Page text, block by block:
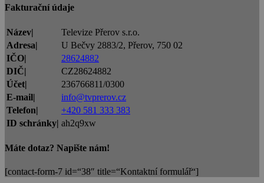
Fakturační údaje
Název|
Televize Přerov s.r.o.
Adresa|
U Bečvy 2883/2, Přerov, 750 02
IČO|
28624882
DIČ|
CZ28624882
Účet|
236766811/0300
E-mail|
info@tvprerov.cz
Telefon|
+420 581 333 383
ID schránky| ah2q9xw
Máte dotaz? Napište nám!
[contact-form-7 id=“38″ title=“Kontaktní formulář“]